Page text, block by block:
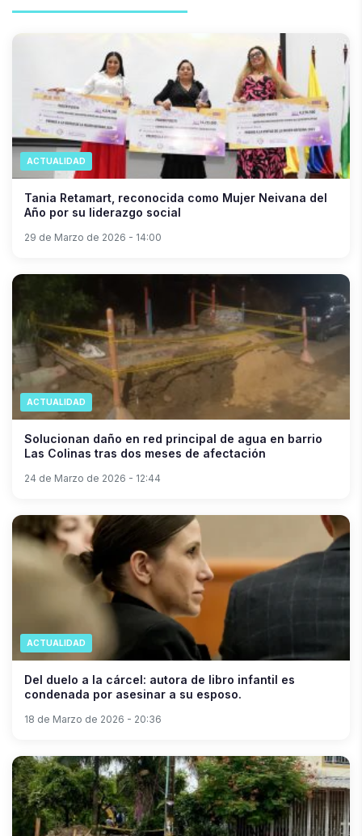
ACTUALIDAD
Tania Retamart, reconocida como Mujer Neivana del
Año por su liderazgo social
29 de Marzo de 2026 - 14:00
ACTUALIDAD
Solucionan daño en red principal de agua en barrio
Las Colinas tras dos meses de afectación
24 de Marzo de 2026 - 12:44
ACTUALIDAD
Del duelo a la cárcel: autora de libro infantil es
condenada por asesinar a su esposo.
18 de Marzo de 2026 - 20:36